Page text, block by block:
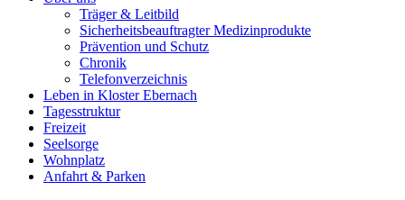
Träger & Leitbild
Sicherheitsbeauftragter Medizinprodukte
Prävention und Schutz
Chronik
Telefonverzeichnis
Leben in Kloster Ebernach
Tagesstruktur
Freizeit
Seelsorge
Wohnplatz
Anfahrt & Parken